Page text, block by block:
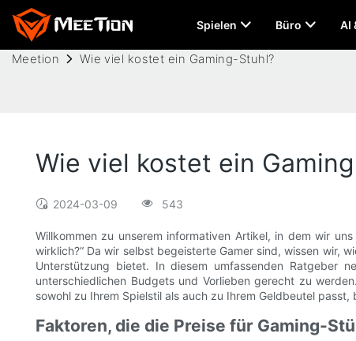
Spielen Büro AI
Meetion Wie viel kostet ein Gaming-Stuhl?
Wie viel kostet ein
2024-03-09 543
Willkommen zu unserem informativen Artikel, in dem wir
wirklich?“ Da wir selbst begeisterte Gamer sind, wissen wir,
Unterstützung bietet. In diesem umfassenden Ratgeber
unterschiedlichen Budgets und Vorlieben gerecht zu
sowohl zu Ihrem Spielstil als auch zu Ihrem Geldbeutel
Faktoren, die die Preise für Gaming-